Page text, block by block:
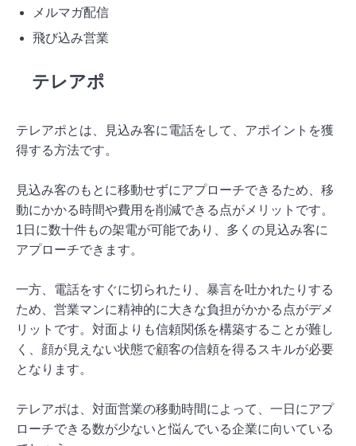
メルマガ配信
飛び込み営業
テレアポ
テレアポとは、見込み客に電話をして、アポイントを獲
得する方法です。
見込み客のもとに移動せずにアプローチできるため、移
動にかかる時間や費用を削減できる点がメリットです。
1日に数十件もの架電が可能であり、多くの見込み客に
アプローチできます。
一方、電話をすぐに切られたり、暴言を吐かれたりする
ため、営業マンに精神的に大きな負担がかかる点がデメ
リットです。対面よりも信頼関係を構築することが難し
く、顔が見えない状態で顧客の信頼を得るスキルが必要
となります。
テレアポは、対面営業の移動時間によって、一日にアプ
ローチできる数が少ないと悩んでいる企業に向いている